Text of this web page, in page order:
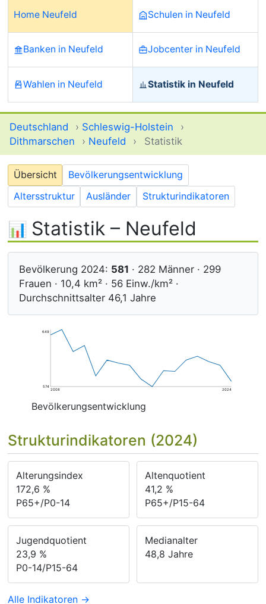
Home Neufeld Schulen in Neufeld
Banken in Neufeld Jobcenter in Neufeld
Wahlen in Neufeld Statistik in Neufeld
Deutschland › Schleswig-Holstein
›
Dithmarschen
› Neufeld › Statistik
Übersicht
Bevölkerungsentwicklung
Altersstruktur
Ausländer Strukturindikatoren
Statistik – Neufeld
Bevölkerung 2024: 581 · 282 Männer · 299
Frauen · 10,4 km² · 56 Einw./km² ·
Durchschnittsalter 46,1 Jahre
574
649
2008 2024
Bevölkerungsentwicklung
Strukturindikatoren (2024)
Alterungsindex
172,6 %
P65+/P0-14
Altenquotient
41,2 %
P65+/P15-64
Jugendquotient
23,9 %
P0-14/P15-64
Medianalter
48,8 Jahre
Alle Indikatoren →